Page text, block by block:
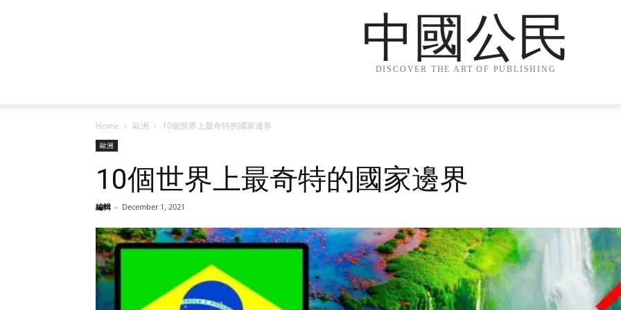
中國公民
DISCOVER THE ART OF PUBLISHING
Home 歐洲 10個世界上最奇特的國家邊界
歐洲
10個世界上最奇特的國家邊界
編輯 - December 1, 2021